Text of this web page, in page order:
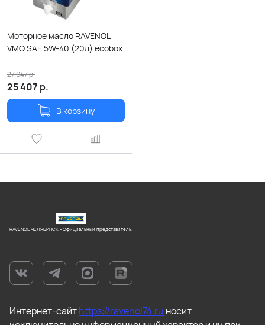
Моторное масло RAVENOL
VMO SAE 5W-40 (20л) ecobox
25 407 р.
27 947р.
В корзину
RAVENOL ЧЕЛЯБИНСК - Официальный представитель.
Интернет-сайтhttps://ravenol74.ru носит